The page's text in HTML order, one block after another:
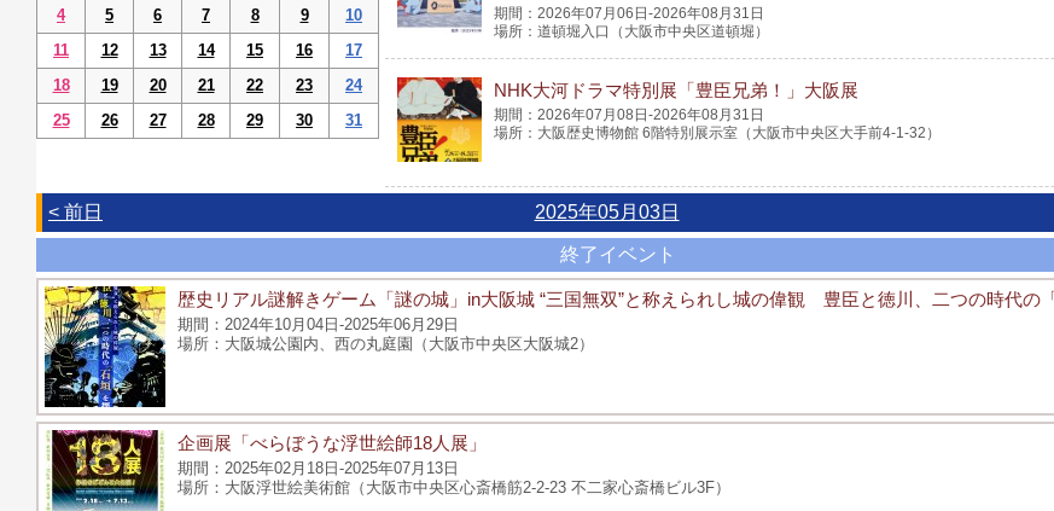
4
5 6 7 8 9
10
11
12 13 14 15 16
17
18
19 20 21 22 23
24
25
26 27 28 29 30 31
2026年07月06日-2026年08月31日
道頓堀入口（大阪市中央区道頓堀）
NHK大河ドラマ特別展「豊臣兄弟！」大阪展
2026年07月08日-2026年08月31日
大阪歴史博物館 6階特別展示室（大阪市中央区大手前4-1-32）
< 前日 2025年05月03日
終了イベント
歴史リアル謎解きゲーム「謎の城」in大阪城 “三国無双”と称えられし城の偉観 豊臣と徳川、二つの時代の
2024年10月04日-2025年06月29日
大阪城公園内、西の丸庭園（大阪市中央区大阪城2）
企画展「べらぼうな浮世絵師18人展」
2025年02月18日-2025年07月13日
大阪浮世絵美術館（大阪市中央区心斎橋筋2-2-23 不二家心斎橋ビル3F）